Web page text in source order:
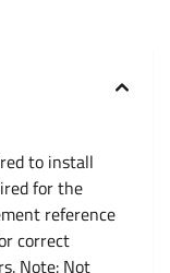
to install
for the
reference
correct
Note: Not